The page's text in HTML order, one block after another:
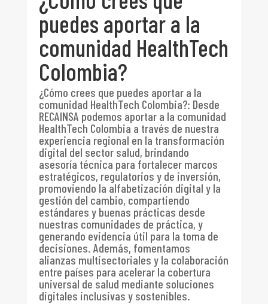
puedes aportar a la
comunidad HealthTech
Colombia?
¿Cómo crees que puedes aportar a la
comunidad HealthTech Colombia?: Desde
RECAINSA podemos aportar a la comunidad
HealthTech Colombia a través de nuestra
experiencia regional en la transformación
digital del sector salud, brindando
asesoría técnica para fortalecer marcos
estratégicos, regulatorios y de inversión,
promoviendo la alfabetización digital y la
gestión del cambio, compartiendo
estándares y buenas prácticas desde
nuestras comunidades de práctica, y
generando evidencia útil para la toma de
decisiones. Además, fomentamos
alianzas multisectoriales y la colaboración
entre países para acelerar la cobertura
universal de salud mediante soluciones
digitales inclusivas y sostenibles.